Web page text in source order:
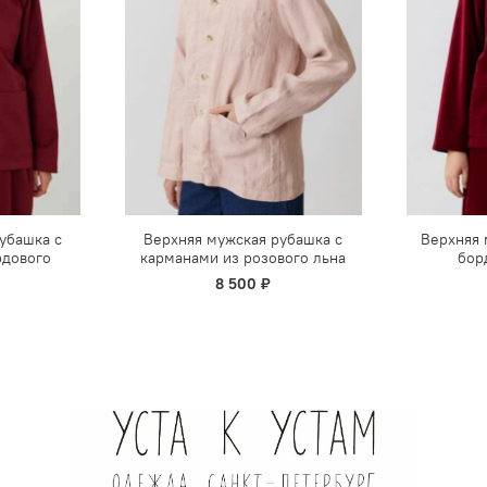
с
Верхняя мужская рубашка с
карманами из розового льна
8 500 ₽
Верхняя